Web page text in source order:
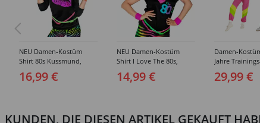
NEU Damen-Kostüm
Shirt 80s Kussmund,
ärmellos - Verschiedene
Größen (S-XXL)
16,99 €
NEU Damen-Kostüm
Shirt I Love The 80s,
ärmellos - Verschiedene
Größen (S-XXL)
14,99 €
Damen-
Jahre
Verschiedene
XL)
29,99 €
KUNDEN, DIE DIESEN ARTIKEL GEKAUFT